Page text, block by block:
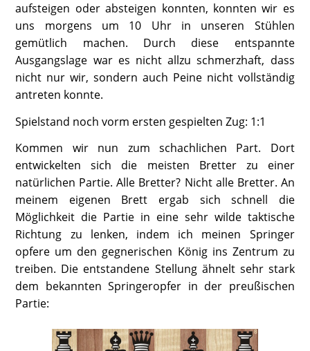
aufsteigen oder absteigen konnten, konnten wir es
uns morgens um 10 Uhr in unseren Stühlen
gemütlich machen. Durch diese entspannte
Ausgangslage war es nicht allzu schmerzhaft, dass
nicht nur wir, sondern auch Peine nicht vollständig
antreten konnte.
Spielstand noch vorm ersten gespielten Zug: 1:1
Kommen wir nun zum schachlichen Part. Dort
entwickelten sich die meisten Bretter zu einer
natürlichen Partie. Alle Bretter? Nicht alle Bretter. An
meinem eigenen Brett ergab sich schnell die
Möglichkeit die Partie in eine sehr wilde taktische
Richtung zu lenken, indem ich meinen Springer
opfere um den gegnerischen König ins Zentrum zu
treiben. Die entstandene Stellung ähnelt sehr stark
dem bekannten Springeropfer in der preußischen
Partie: